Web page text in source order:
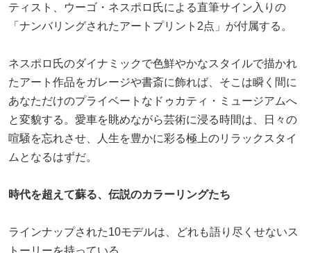
ティスト、ウーゴ・ネスポロ氏による直筆サイン入りの
「ナンバリングされたアートプリント2点」が付属する。
ネスポロ氏のダイナミックで色鮮やかなスタイルで描かれ
たアート作品をガレージや書斎に飾れば、そこは瞬く間に
あなただけのプライベートなドゥカティ・ミュージアムへ
と変貌する。愛車を眺めながら芸術に浸る時間は、日々の
喧騒を忘れさせ、人生を豊かに彩る極上のリラックスタイ
ムとなるはずだ。
時代を超えて蘇る、伝説のカラーリングたち
ラインナップされた10モデルは、どれも語り尽くせないス
トーリーを持っている。